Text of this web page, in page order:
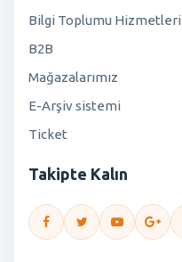
Bilgi Toplumu Hizmetleri
B2B
Mağazalarımız
E-Arşiv sistemi
Ticket
Takipte Kalın